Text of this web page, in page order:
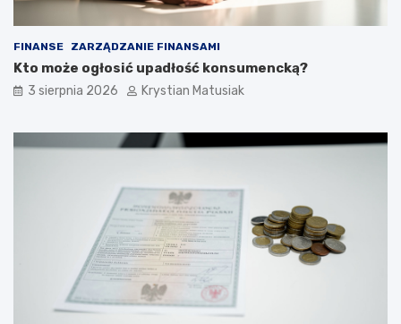
FINANSE ZARZĄDZANIE FINANSAMI
Kto może ogłosić upadłość konsumencką?
3 sierpnia 2026 Krystian Matusiak